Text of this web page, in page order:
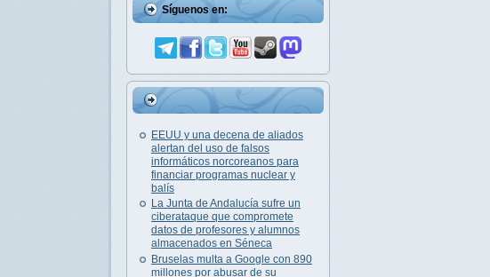
Síguenos en:
EEUU y una decena de aliados
alertan del uso de falsos
informáticos norcoreanos para
financiar programas nuclear y
balís
La Junta de Andalucía sufre un
ciberataque que compromete
datos de profesores y alumnos
almacenados en Séneca
Bruselas multa a Google con 890
millones por abusar de su